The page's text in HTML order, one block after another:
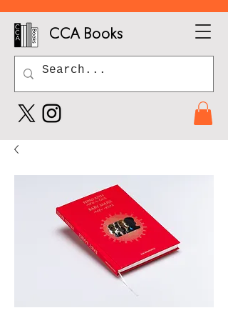
CCA Books